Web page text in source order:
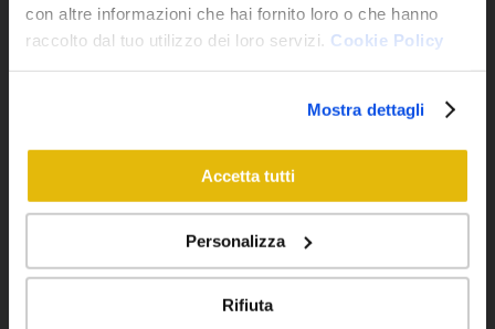
con altre informazioni che hai fornito loro o che hanno
raccolto dal tuo utilizzo dei loro servizi. Cookie Policy
Mostra dettagli
Accetta tutti
Personalizza
Rifiuta